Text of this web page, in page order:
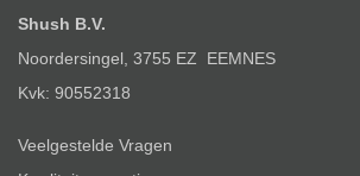
Shush B.V.
Noordersingel, 3755 EZ EEMNES
Kvk: 90552318
Veelgestelde Vragen